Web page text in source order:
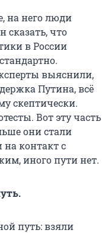
на него люди
сказать, что
в России
выяснили,
Путина, всё
скептически.
Вот эту часть
они стали
на контакт с
иного пути нет.
путь: взяли